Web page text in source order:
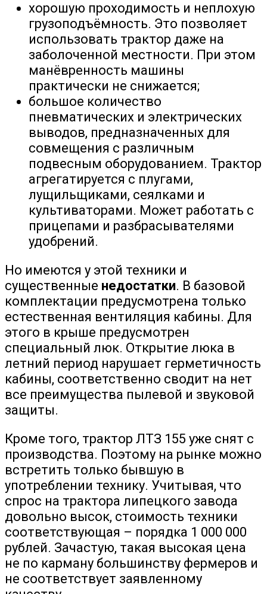
хорошую проходимость и неплохую
грузоподъёмность. Это позволяет
использовать трактор даже на
заболоченной местности. При этом
манёвренность машины
практически не снижается;
большое количество
пневматических и электрических
выводов, предназначенных для
совмещения с различным
подвесным оборудованием. Трактор
агрегатируется с плугами,
лущильщиками, сеялками и
культиваторами. Может работать с
прицепами и разбрасывателями
удобрений.
Но имеются у этой техники и
существенные недостатки. В базовой
комплектации предусмотрена только
естественная вентиляция кабины. Для
этого в крыше предусмотрен
специальный люк. Открытие люка в
летний период нарушает герметичность
кабины, соответственно сводит на нет
все преимущества пылевой и звуковой
защиты.
Кроме того, трактор ЛТЗ 155 уже снят с
производства. Поэтому на рынке можно
встретить только бывшую в
употреблении технику. Учитывая, что
спрос на трактора липецкого завода
довольно высок, стоимость техники
соответствующая – порядка 1 000 000
рублей. Зачастую, такая высокая цена
не по карману большинству фермеров и
не соответствует заявленному